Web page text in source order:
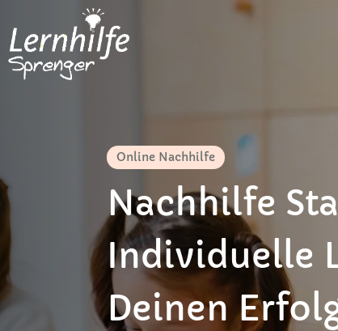
Online Nachhilfe
Nachhilfe
Individuelle
Deinen